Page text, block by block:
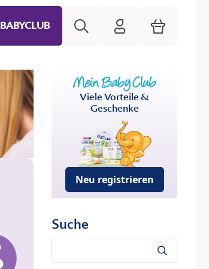
BABYCLUB HiPP Mein Babyclub
Warenkorb
Viele Vorteile &
Geschenke
Neu registrieren
Suche